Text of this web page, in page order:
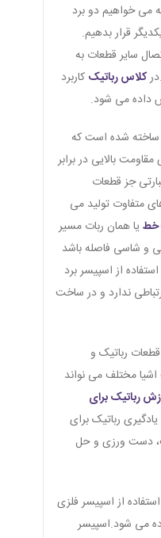
می خواهیم دو برد
قرار بدهیم.
سایر قطعات به
کلاس رباتیک کاربرد
داده می شود.
ساخته شده است که
بالایی در برابر
جز قطعات
متفاوت تولید می
خطیا همان ربات مسیر
و شاسی فاصله باشد
از اسپیسر برد
ندارد و در ساخت
قطعات رباتیک و
مختلف می نواند
رباتیک برای
رباتیک برای
دست ورزی و حل
از اسپیسر فلزی
می شود.اسپیسر